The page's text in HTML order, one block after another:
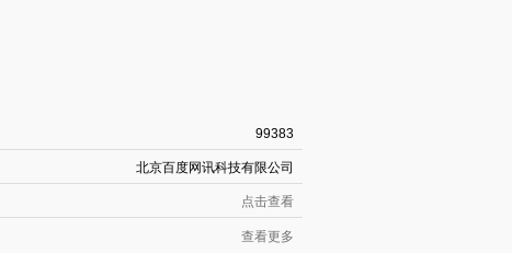
99383
北京百度网讯科技有限公司
点击查看
查看更多